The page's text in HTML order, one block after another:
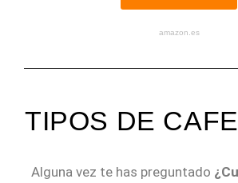
amazon.es
TIPOS DE
Alguna vez te has preguntado